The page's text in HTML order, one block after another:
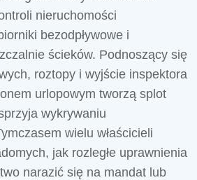
nieruchomości
bezodpływowe i
ścieków. Podnoszący się
roztopy i wyjście inspektora
urlopowym tworzą splot
wykrywaniu
wielu właścicieli
jak rozległe uprawnienia
narazić się na mandat lub